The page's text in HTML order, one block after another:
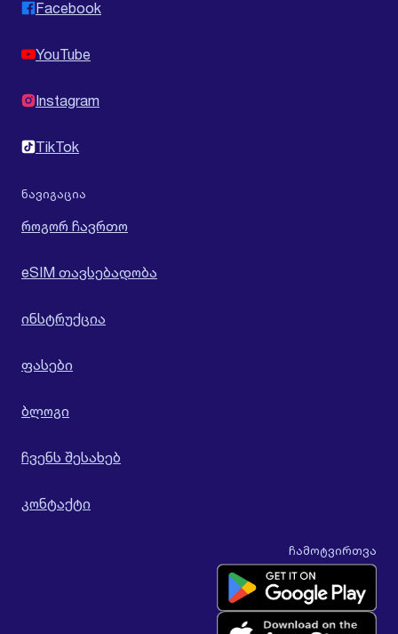
Facebook
YouTube
Instagram
TikTok
ნავიგაცია
როგორ ჩავრთო
eSIM თავსებადობა
ინსტრუქცია
ფასები
ბლოგი
ჩვენს შესახებ
კონტაქტი
ჩამოტვირთვა